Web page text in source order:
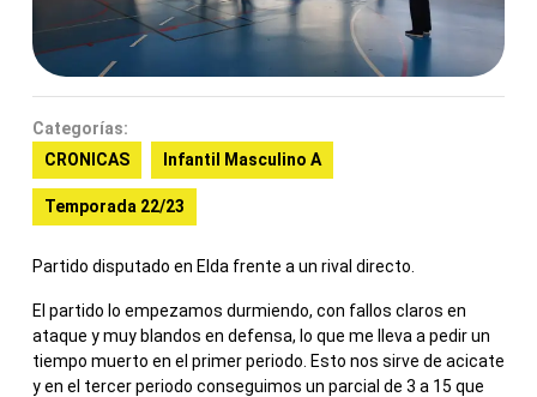
Categorías:
CRONICAS
Infantil Masculino A
Temporada 22/23
Partido disputado en Elda frente a un rival directo.
El partido lo empezamos durmiendo, con fallos claros en
ataque y muy blandos en defensa, lo que me lleva a pedir un
tiempo muerto en el primer periodo. Esto nos sirve de acicate
y en el tercer periodo conseguimos un parcial de 3 a 15 que